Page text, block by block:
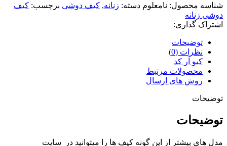
شناسه محصول: نامعلوم دسته: زنانه, کیف دوشی برچسب: کیف
دوشی زنانه
اشتراک گذاری:
توضیحات
نظرات (0)
کیو آر کد
محصولات مرتبط
روش های ارسال
توضیحات
توضیحات
مدل های بیشتر از این گونه کیف ها را میتوانید در سایت